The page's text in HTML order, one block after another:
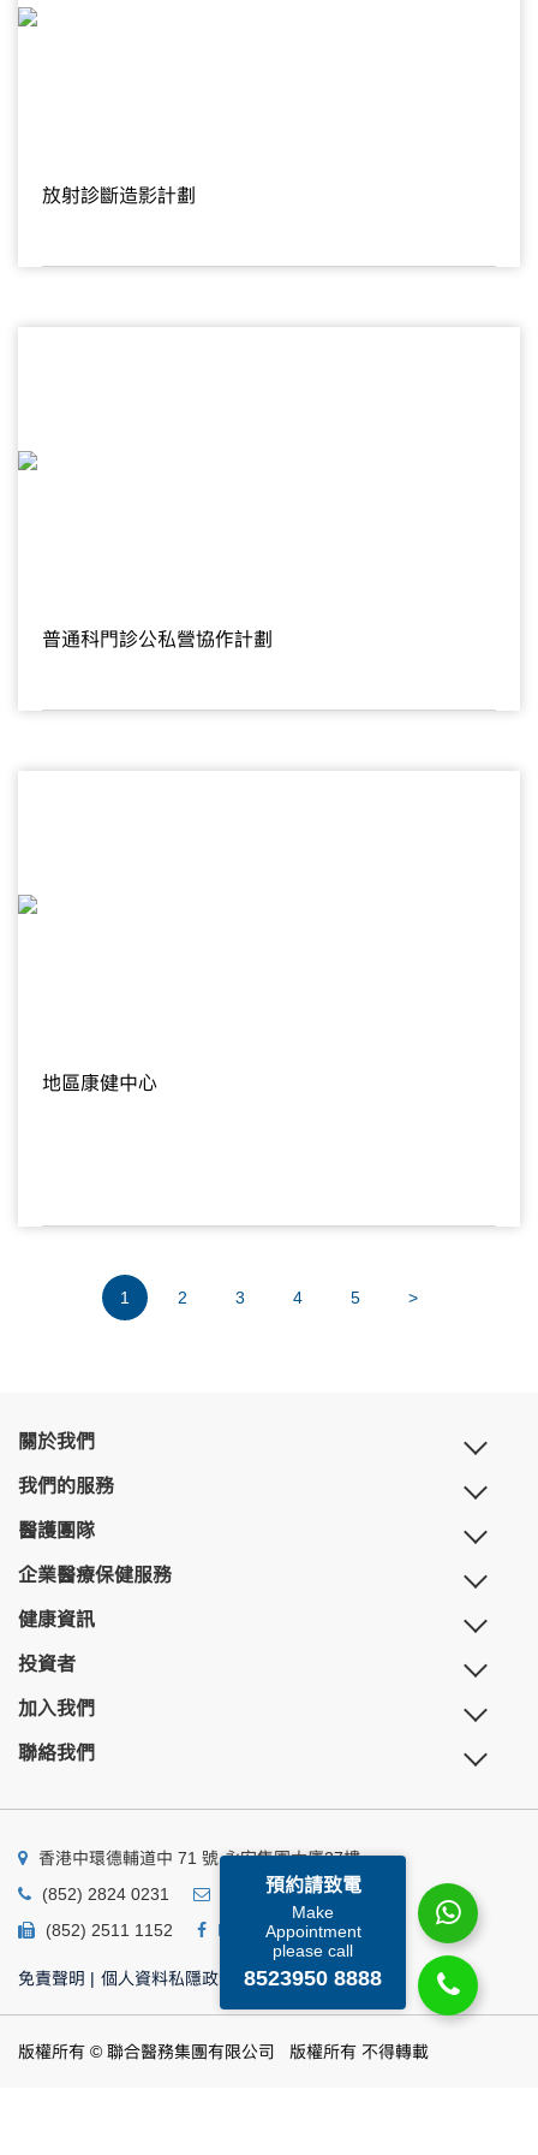
預約請致電
Make
Appointment
please call
8523950 8888
放射診斷造影計劃
普通科門診公私營協作計劃
地區康健中心
1 2 3 4 5 >
關於我們
我們的服務
醫護團隊
企業醫療保健服務
健康資訊
投資者
加入我們
聯絡我們
香港中環德輔道中 71 號 永安集團大廈27樓
(852) 2824 0231
business@ump.com.hk
(852) 2511 1152
Facebook Linkedin
免責聲明 | 個人資料私隱政策 | 個人資料收集聲明
版權所有 © 聯合醫務集團有限公司 版權所有 不得轉載